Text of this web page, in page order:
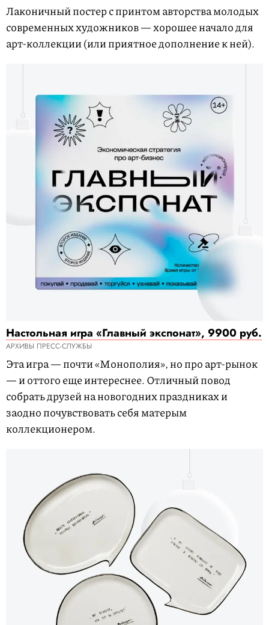
Лаконичный постер с принтом авторства молодых
современных художников — хорошее начало для
арт-коллекции (или приятное дополнение к ней).
Настольная игра «Главный экспонат», 9900 руб.
АРХИВЫ ПРЕСС-СЛУЖБЫ
Эта игра — почти «Монополия», но про арт-рынок
— и оттого еще интереснее. Отличный повод
собрать друзей на новогодних праздниках и
заодно почувствовать себя матерым
коллекционером.